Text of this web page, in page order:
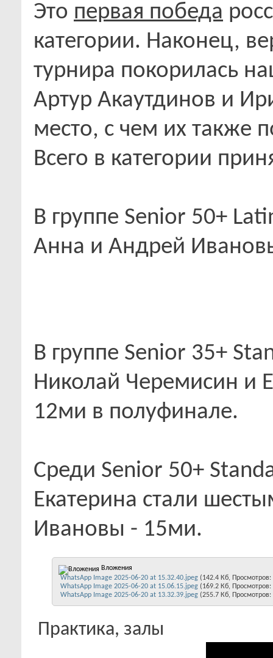
Это первая победа
категории. Наконец,
турнира покорилась
Артур Акаутдинов и
место, с чем их также
Всего в категории
В группе Senior 50+
Анна и Андрей
В группе Senior 35+
Николай Черемисин и
12ми в полуфинале.
Среди Senior 50+
Екатерина стали
Ивановы - 15ми.
Вложения
WhatsApp Image 2025-06-20 at 15.32.40.jpeg (142.4 Кб, Просмотров:
WhatsApp Image 2025-06-20 at 15.06.15.jpeg (169.2 Кб, Просмотров:
WhatsApp Image 2025-06-20 at 13.32.39.jpeg (255.7 Кб, Просмотров:
Практика, залы